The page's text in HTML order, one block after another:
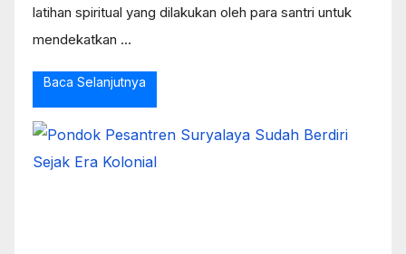
latihan spiritual yang dilakukan oleh para santri untuk
mendekatkan ...
Baca Selanjutnya